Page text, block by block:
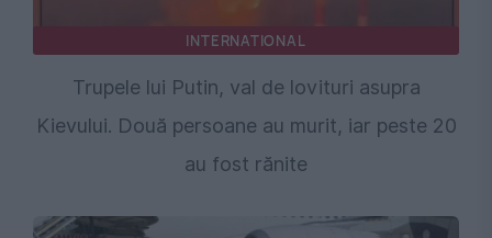
INTERNATIONAL
Trupele lui Putin, val de lovituri asupra
Kievului. Două persoane au murit, iar peste 20
au fost rănite